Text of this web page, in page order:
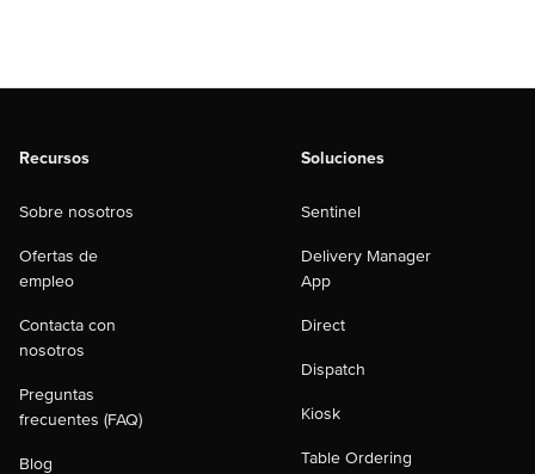
Recursos
Sobre nosotros
Ofertas de
empleo
Contacta con
nosotros
Preguntas
frecuentes (FAQ)
Blog
Soluciones
Sentinel
Delivery Manager
App
Direct
Dispatch
Kiosk
Table Ordering